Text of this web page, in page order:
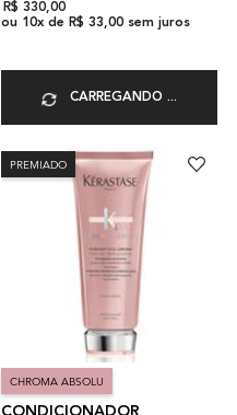
R$ 330,00
ou 10x de R$ 33,00 sem juros
CARREGANDO ...
PREMIADO
CHROMA ABSOLU